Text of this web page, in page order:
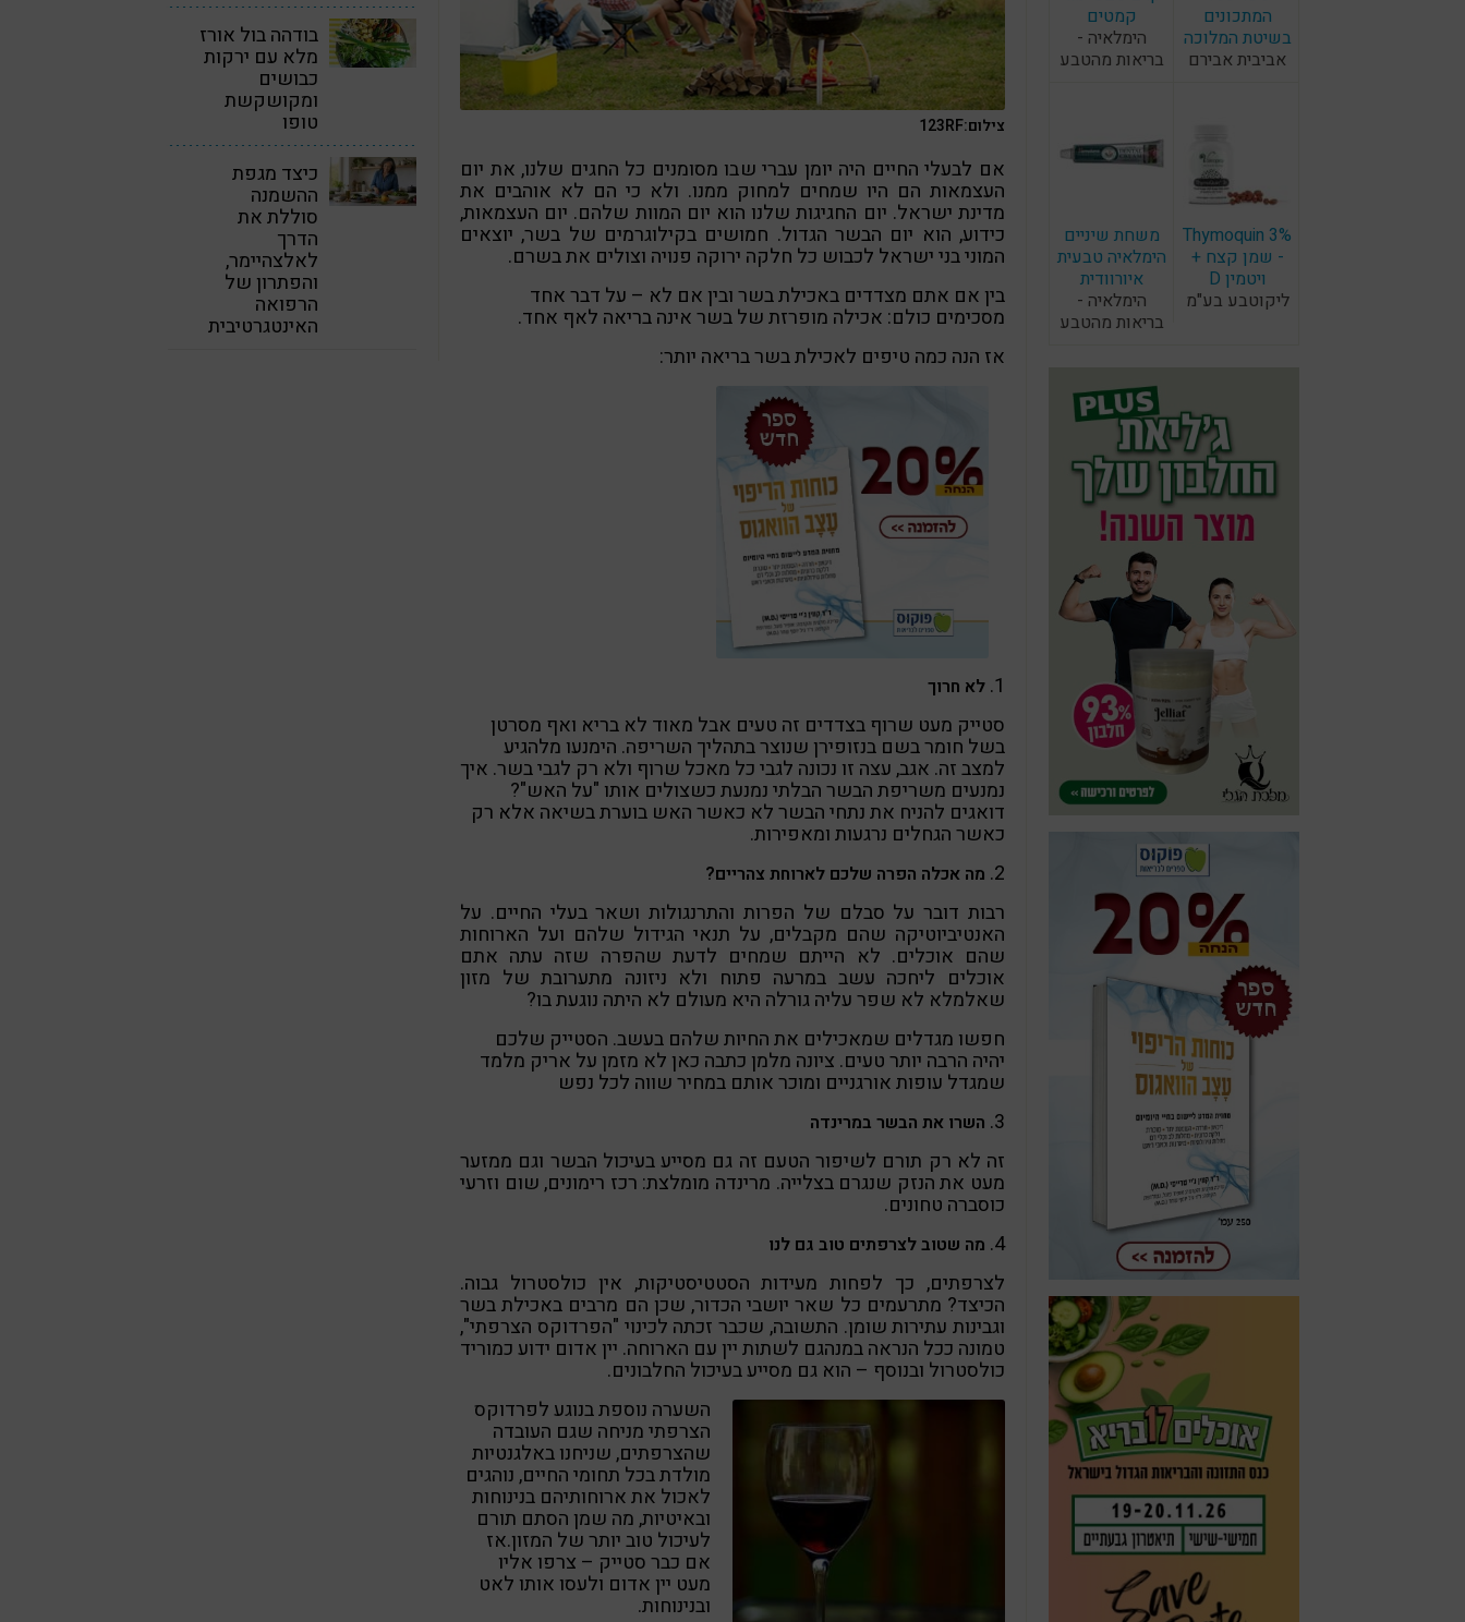
המתכונים
בשיטת המלוכה
אביבית אבירם
קמטים
הימלאיה -
בריאות מהטבע
Thymoquin 3%
- שמן קצח +
ויטמין D
ליקוטבע בע"מ
משחת שיניים
הימלאיה טבעית
איורוודית
הימלאיה -
בריאות מהטבע
צילום:123RF
אם לבעלי החיים היה יומן עברי שבו מסומנים כל החגים שלנו, את יום
העצמאות הם היו שמחים למחוק ממנו. ולא כי הם לא אוהבים את
מדינת ישראל. יום החגיגות שלנו הוא יום המוות שלהם. יום העצמאות,
כידוע, הוא יום הבשר הגדול. חמושים בקילוגרמים של בשר, יוצאים
המוני בני ישראל לכבוש כל חלקה ירוקה פנויה וצולים את בשרם.
בין אם אתם מצדדים באכילת בשר ובין אם לא – על דבר אחד
מסכימים כולם: אכילה מופרזת של בשר אינה בריאה לאף אחד.
אז הנה כמה טיפים לאכילת בשר בריאה יותר:
1. לא חרוך
סטייק מעט שרוף בצדדים זה טעים אבל מאוד לא בריא ואף מסרטן
בשל חומר בשם בנזופירן שנוצר בתהליך השריפה. הימנעו מלהגיע
למצב זה. אגב, עצה זו נכונה לגבי כל מאכל שרוף ולא רק לגבי בשר. איך
נמנעים משריפת הבשר הבלתי נמנעת כשצולים אותו "על האש"?
דואגים להניח את נתחי הבשר לא כאשר האש בוערת בשיאה אלא רק
כאשר הגחלים נרגעות ומאפירות.
2. מה אכלה הפרה שלכם לארוחת צהריים?
רבות דובר על סבלם של הפרות והתרנגולות ושאר בעלי החיים. על
האנטיביוטיקה שהם מקבלים, על תנאי הגידול שלהם ועל הארוחות
שהם אוכלים. לא הייתם שמחים לדעת שהפרה שזה עתה אתם
אוכלים ליחכה עשב במרעה פתוח ולא ניזונה מתערובת של מזון
שאלמלא לא שפר עליה גורלה היא מעולם לא היתה נוגעת בו?
חפשו מגדלים שמאכילים את החיות שלהם בעשב. הסטייק שלכם
יהיה הרבה יותר טעים. ציונה מלמן כתבה כאן לא מזמן על אריק מלמד
שמגדל עופות אורגניים ומוכר אותם במחיר שווה לכל נפש
3. השרו את הבשר במרינדה
זה לא רק תורם לשיפור הטעם זה גם מסייע בעיכול הבשר וגם ממזער
מעט את הנזק שנגרם בצלייה. מרינדה מומלצת: רכז רימונים, שום וזרעי
כוסברה טחונים.
4. מה שטוב לצרפתים טוב גם לנו
לצרפתים, כך לפחות מעידות הסטטיסטיקות, אין כולסטרול גבוה.
הכיצד? מתרעמים כל שאר יושבי הכדור, שכן הם מרבים באכילת בשר
וגבינות עתירות שומן. התשובה, שכבר זכתה לכינוי "הפרדוקס הצרפתי",
טמונה ככל הנראה במנהגם לשתות יין עם הארוחה. יין אדום ידוע כמוריד
כולסטרול ובנוסף – הוא גם מסייע בעיכול החלבונים.
השערה נוספת בנוגע לפרדוקס
הצרפתי מניחה שגם העובדה
שהצרפתים, שניחנו באלגנטיות
מולדת בכל תחומי החיים, נוהגים
לאכול את ארוחותיהם בנינוחות
ובאיטיות, מה שמן הסתם תורם
לעיכול טוב יותר של המזון.אז
אם כבר סטייק – צרפו אליו
מעט יין אדום ולעסו אותו לאט
ובנינוחות.
בודהה בול אורז
מלא עם ירקות
כבושים
ומקושקשת
טופו
כיצד מגפת
ההשמנה
סוללת את
הדרך
לאלצהיימר,
והפתרון של
הרפואה
האינטגרטיבית